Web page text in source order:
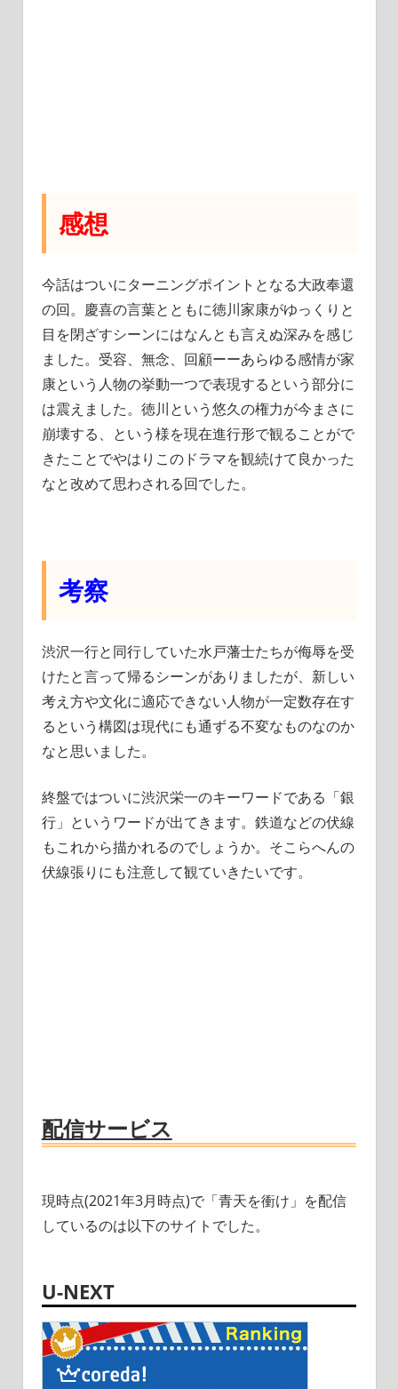
感想
今話はついにターニングポイントとなる大政奉還
の回。慶喜の言葉とともに徳川家康がゆっくりと
目を閉ざすシーンにはなんとも言えぬ深みを感じ
ました。受容、無念、回顧ーーあらゆる感情が家
康という人物の挙動一つで表現するという部分に
は震えました。徳川という悠久の権力が今まさに
崩壊する、という様を現在進行形で観ることがで
きたことでやはりこのドラマを観続けて良かった
なと改めて思わされる回でした。
考察
渋沢一行と同行していた水戸藩士たちが侮辱を受
けたと言って帰るシーンがありましたが、新しい
考え方や文化に適応できない人物が一定数存在す
るという構図は現代にも通ずる不変なものなのか
なと思いました。
終盤ではついに渋沢栄一のキーワードである「銀
行」というワードが出てきます。鉄道などの伏線
もこれから描かれるのでしょうか。そこらへんの
伏線張りにも注意して観ていきたいです。
配信サービス
現時点(2021年3月時点)で「青天を衝け」を配信
しているのは以下のサイトでした。
U-NEXT